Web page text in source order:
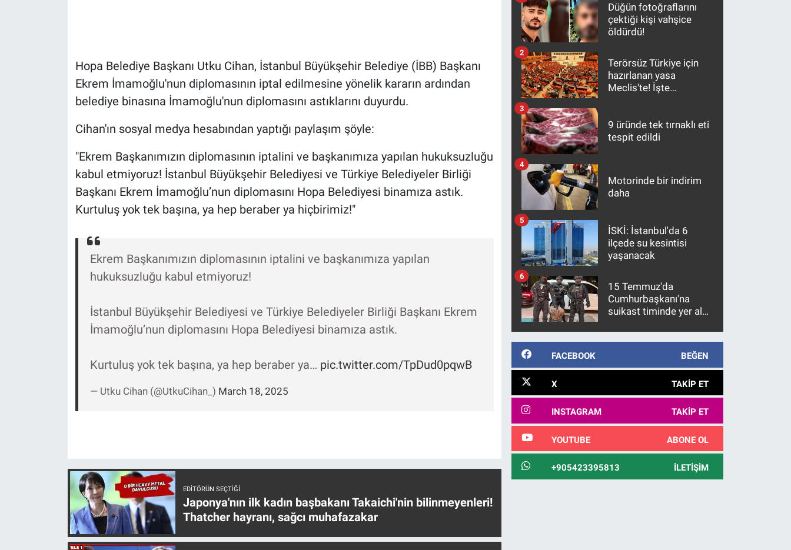
Hopa Belediye Başkanı Utku Cihan, İstanbul Büyükşehir Belediye (İBB) Başkanı
Ekrem İmamoğlu'nun diplomasının iptal edilmesine yönelik kararın ardından
belediye binasına İmamoğlu'nun diplomasını astıklarını duyurdu.
Cihan'ın sosyal medya hesabından yaptığı paylaşım şöyle:
"Ekrem Başkanımızın diplomasının iptalini ve başkanımıza yapılan hukuksuzluğu
kabul etmiyoruz! İstanbul Büyükşehir Belediyesi ve Türkiye Belediyeler Birliği
Başkanı Ekrem İmamoğlu’nun diplomasını Hopa Belediyesi binamıza astık.
Kurtuluş yok tek başına, ya hep beraber ya hiçbirimiz!"
Ekrem Başkanımızın diplomasının iptalini ve başkanımıza yapılan
hukuksuzluğu kabul etmiyoruz!
İstanbul Büyükşehir Belediyesi ve Türkiye Belediyeler Birliği Başkanı Ekrem
İmamoğlu’nun diplomasını Hopa Belediyesi binamıza astık.
Kurtuluş yok tek başına, ya hep beraber ya… pic.twitter.com/TpDud0pqwB
— Utku Cihan (@UtkuCihan_) March 18, 2025
EDITÖRÜN SEÇTIĞI
Japonya'nın ilk kadın başbakanı Takaichi'nin bilinmeyenleri!
Thatcher hayranı, sağcı muhafazakar
Düğün fotoğraflarını
çektiği kişi vahşice
öldürdü!
Terörsüz Türkiye için
hazırlanan yasa
Meclis'te! İşte
2
9 üründe tek tırnaklı eti
tespit edildi
3
Motorinde bir indirim
daha
4
İSKİ: İstanbul'da 6
ilçede su kesintisi
yaşanacak
5
15 Temmuz'da
Cumhurbaşkanı'na
suikast timinde yer alan
10 yıl sonra yakalandı
6
FACEBOOK BEĞEN
X TAKIP ET
INSTAGRAM TAKIP ET
YOUTUBE ABONE OL
+905423395813 İLETIŞIM
Koronavirüs
Kültür Sanat
Ne demişti
Türkiye'nin Gündemi
Yerel Gündem
Yerel Yaşam